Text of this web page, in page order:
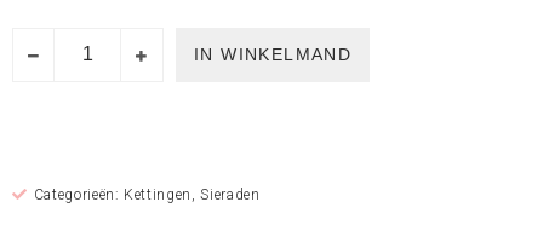
IN WINKELMAND
Categorieën: Kettingen ,Sieraden